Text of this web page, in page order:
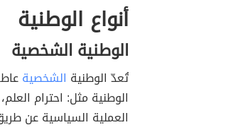
أنواع الوطنية
الوطنية الشخصية
تُعدّ الوطنية الشخصية
الوطنية مثل: احترام
العملية السياسية عن